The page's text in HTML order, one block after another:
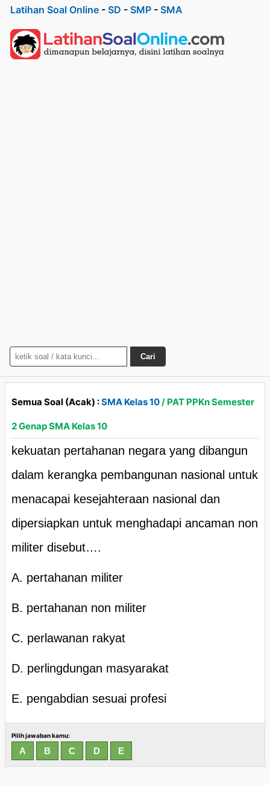
Latihan Soal Online - SD - SMP - SMA
Cari
Semua Soal (Acak) :SMA Kelas 10/ PAT PPKn Semester
2 Genap SMA Kelas 10
kekuatan pertahanan negara yang dibangun
dalam kerangka pembangunan nasional untuk
menacapai kesejahteraan nasional dan
dipersiapkan untuk menghadapi ancaman non
militer disebut….
A. pertahanan militer
B. pertahanan non militer
C. perlawanan rakyat
D. perlingdungan masyarakat
E. pengabdian sesuai profesi
Pilih jawaban kamu: